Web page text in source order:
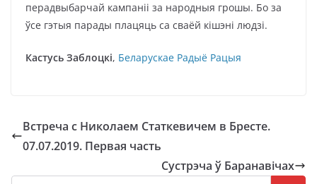
перадвыбарчай кампаніі за народныя грошы. Бо за
ўсе гэтыя парады плацяць са сваёй кішэні людзі.
Кастусь Заблоцкі, Беларускае Радыё Рацыя
Встреча с Николаем Статкевичем в Бресте.
07.07.2019. Первая часть
Сустрэча ў Баранавічах